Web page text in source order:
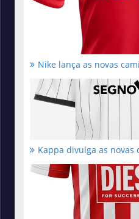
Nike lança as novas
Kappa divulga as novas